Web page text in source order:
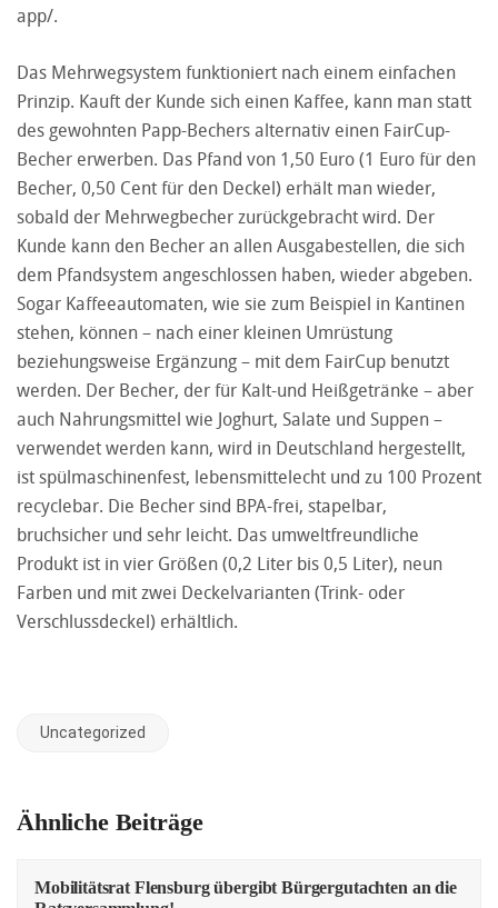
app/.
Das Mehrwegsystem funktioniert nach einem einfachen
Prinzip. Kauft der Kunde sich einen Kaffee, kann man statt
des gewohnten Papp-Bechers alternativ einen FairCup-
Becher erwerben. Das Pfand von 1,50 Euro (1 Euro für den
Becher, 0,50 Cent für den Deckel) erhält man wieder,
sobald der Mehrwegbecher zurückgebracht wird. Der
Kunde kann den Becher an allen Ausgabestellen, die sich
dem Pfandsystem angeschlossen haben, wieder abgeben.
Sogar Kaffeeautomaten, wie sie zum Beispiel in Kantinen
stehen, können – nach einer kleinen Umrüstung
beziehungsweise Ergänzung – mit dem FairCup benutzt
werden. Der Becher, der für Kalt-und Heißgetränke – aber
auch Nahrungsmittel wie Joghurt, Salate und Suppen –
verwendet werden kann, wird in Deutschland hergestellt,
ist spülmaschinenfest, lebensmittelecht und zu 100 Prozent
recyclebar. Die Becher sind BPA-frei, stapelbar,
bruchsicher und sehr leicht. Das umweltfreundliche
Produkt ist in vier Größen (0,2 Liter bis 0,5 Liter), neun
Farben und mit zwei Deckelvarianten (Trink- oder
Verschlussdeckel) erhältlich.
Uncategorized
Ähnliche Beiträge
Mobilitätsrat Flensburg übergibt Bürgergutachten an die